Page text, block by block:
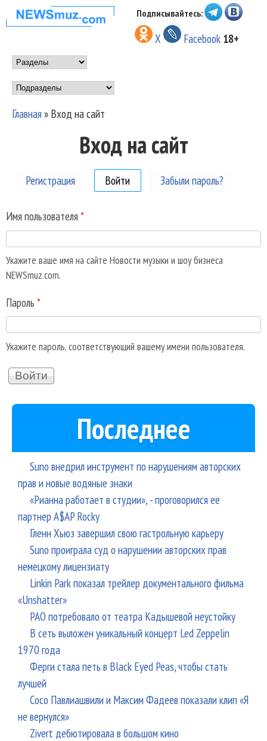
Перейти к основному
содержанию
НОВОСТИ
МУЗЫКИ И
ШОУ БИЗНЕСА
NEWSMUZ.COM
Подписывайтесь:
X Facebook 18+
Main menu
Подразделы
Вы здесь
Главная» Вход на сайт
Вход на сайт
Регистрация Войти (активная вкладка)
Забыли пароль?
Имя пользователя *
Укажите ваше имя на сайте Новости музыки и шоу бизнеса
NEWSmuz.com.
Пароль *
Укажите пароль, соответствующий вашему имени пользователя.
Последнее
Suno внедрил инструмент по нарушениям авторских
прав и новые водяные знаки
«Рианна работает в студии», - проговорился ее
партнер A$AP Rocky
Гленн Хьюз завершил свою гастрольную карьеру
Suno проиграла суд о нарушении авторских прав
немецкому лицензиату
Linkin Park показал трейлер документального фильма
«Unshatter»
РАО потребовало от театра Кадышевой неустойку
В сеть выложен уникальный концерт Led Zeppelin
1970 года
Ферги стала петь в Black Eyed Peas, чтобы стать
лучшей
Сосо Павлиашвили и Максим Фадеев показали клип «Я
не вернулся»
Zivert дебютировала в большом кино